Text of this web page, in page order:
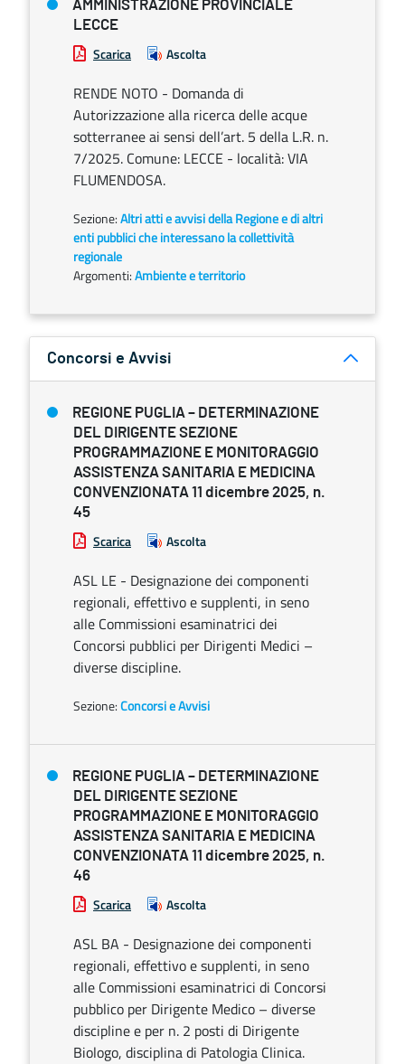
AMMINISTRAZIONE PROVINCIALE
LECCE
Scarica Ascolta
RENDE NOTO - Domanda di
Autorizzazione alla ricerca delle acque
sotterranee ai sensi dell’art. 5 della L.R. n.
7/2025. Comune: LECCE - località: VIA
FLUMENDOSA.
Sezione:Altri atti e avvisi della Regione e di altri
enti pubblici che interessano la collettività
regionale
Argomenti:Ambiente e territorio
Concorsi e Avvisi
REGIONE PUGLIA – DETERMINAZIONE
DEL DIRIGENTE SEZIONE
PROGRAMMAZIONE E MONITORAGGIO
ASSISTENZA SANITARIA E MEDICINA
CONVENZIONATA 11 dicembre 2025, n.
45
Scarica Ascolta
ASL LE - Designazione dei componenti
regionali, effettivo e supplenti, in seno
alle Commissioni esaminatrici dei
Concorsi pubblici per Dirigenti Medici –
diverse discipline.
Sezione:Concorsi e Avvisi
REGIONE PUGLIA – DETERMINAZIONE
DEL DIRIGENTE SEZIONE
PROGRAMMAZIONE E MONITORAGGIO
ASSISTENZA SANITARIA E MEDICINA
CONVENZIONATA 11 dicembre 2025, n.
46
Scarica Ascolta
ASL BA - Designazione dei componenti
regionali, effettivo e supplenti, in seno
alle Commissioni esaminatrici di Concorsi
pubblico per Dirigente Medico – diverse
discipline e per n. 2 posti di Dirigente
Biologo, disciplina di Patologia Clinica.